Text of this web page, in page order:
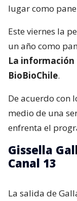
lugar como
Este viernes la
un año como
La información
BioBioChile.
De acuerdo con
medio de una
enfrenta el
Gissella
Canal 13
La salida de